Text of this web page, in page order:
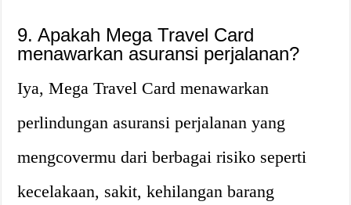
9. Apakah Mega Travel Card
menawarkan asuransi perjalanan?
Iya, Mega Travel Card menawarkan
perlindungan asuransi perjalanan yang
mengcovermu dari berbagai risiko seperti
kecelakaan, sakit, kehilangan barang